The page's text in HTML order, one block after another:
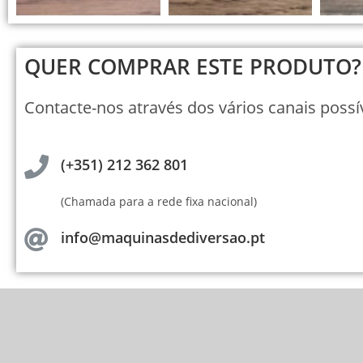
QUER COMPRAR ESTE PRODUTO?
Contacte-nos através dos vários canais
(+351) 212 362 801
(Chamada para a rede fixa nacional)
info@maquinasdediversao.pt